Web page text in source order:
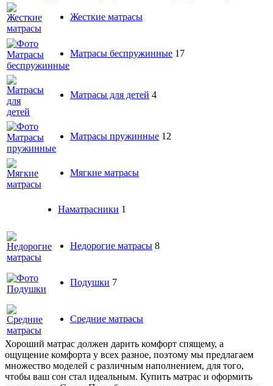
Жесткие матрасы
Матрасы беспружинные 17
Матрасы для детей 4
Матрасы пружинные 12
Мягкие матрасы
Наматрасники 1
Недорогие матрасы 8
Подушки 7
Средние матрасы
Хороший матрас должен дарить комфорт спящему, а
ощущение комфорта у всех разное, поэтому мы предлагаем
множество моделей с различным наполнением, для того,
чтобы ваш сон стал идеальным. Купить матрас и оформить